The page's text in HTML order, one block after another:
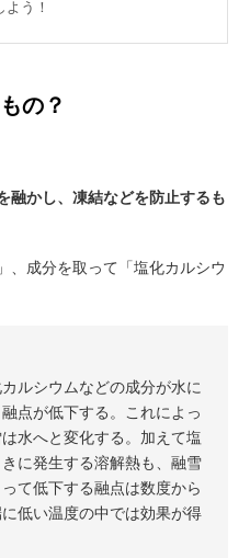
う！
の？
融かし、凍結などを防止するも
、成分を取って「塩化カルシウ
ルシウムなどの成分が水に
点が低下する。これによっ
水へと変化する。加えて塩
に発生する溶解熱も、融雪
て低下する融点は数度から
低い温度の中では効果が得